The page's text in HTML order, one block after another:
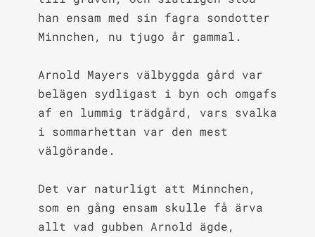
han ensam med sin fagra sondotter
Minnchen, nu tjugo år gammal.
Arnold Mayers välbyggda gård var
belägen sydligast i byn och omgafs
af en lummig trädgård, vars svalka
i sommarhettan var den mest
välgörande.
Det var naturligt att Minnchen,
som en gång ensam skulle få ärva
allt vad gubben Arnold ägde,